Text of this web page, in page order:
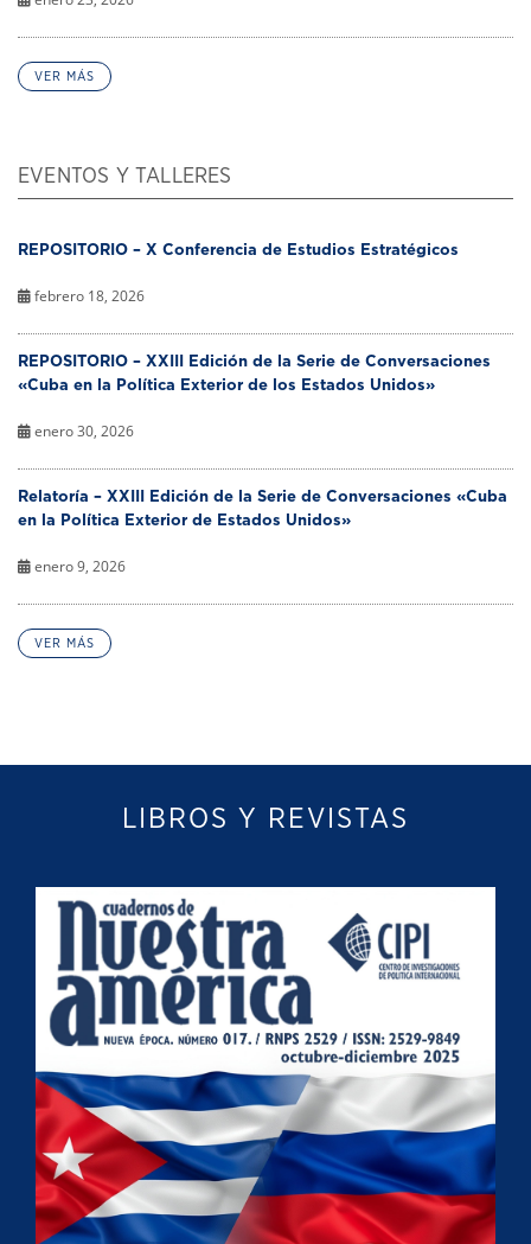
VER MÁS
EVENTOS Y TALLERES
REPOSITORIO – X Conferencia de Estudios Estratégicos
febrero 18, 2026
REPOSITORIO – XXIII Edición de la Serie de Conversaciones
«Cuba en la Política Exterior de los Estados Unidos»
enero 30, 2026
Relatoría – XXIII Edición de la Serie de Conversaciones «Cuba
en la Política Exterior de Estados Unidos»
enero 9, 2026
VER MÁS
LIBROS Y REVISTAS